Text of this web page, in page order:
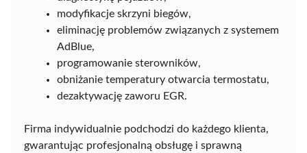
modyfikacje skrzyni biegów,
eliminację problemów związanych z systemem
AdBlue,
programowanie sterowników,
obniżanie temperatury otwarcia termostatu,
dezaktywację zaworu EGR.
Firma indywidualnie podchodzi do każdego klienta,
gwarantując profesjonalną obsługę i sprawną